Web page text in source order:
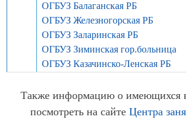
ОГБУЗ Балаганская РБ
ОГБУЗ Железногорская РБ
ОГБУЗ Заларинская РБ
ОГБУЗ Зиминская гор.больница
ОГБУЗ Казачинско-Ленская РБ
ОГБУЗ Саянская гордская
ОГБУ СО «Реабилитационный
Также информацию о имеющихся
посмотреть на сайте Центра